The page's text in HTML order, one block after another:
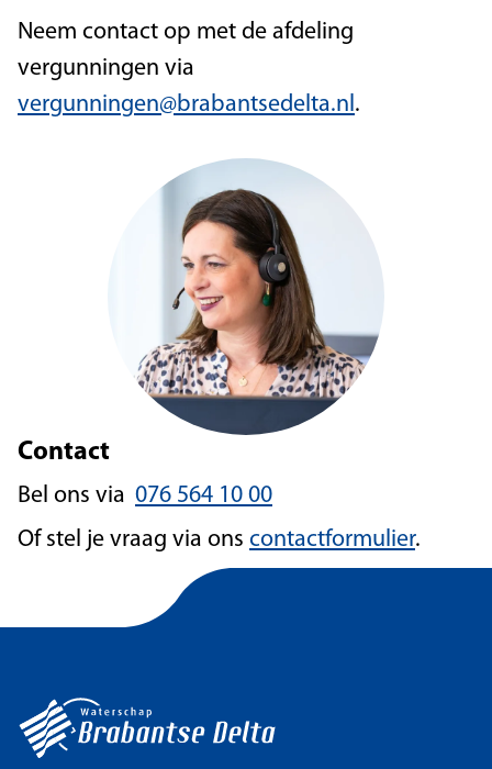
Neem contact op met de afdeling
vergunningen via
vergunningen@brabantsedelta.nl.
Contact
Bel ons via 076 564 10 00
Of stel je vraag via ons contactformulier.